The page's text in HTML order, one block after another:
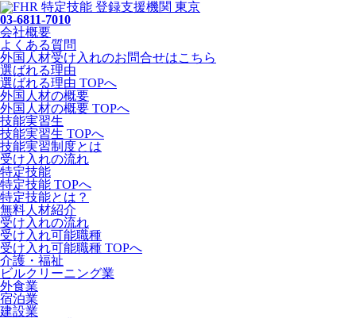
03-6811-7010
会社概要
よくある質問
外国人材受け入れのお問合せはこちら
選ばれる理由
選ばれる理由 TOPへ
外国人材の概要
外国人材の概要 TOPへ
技能実習生
技能実習生 TOPへ
技能実習制度とは
受け入れの流れ
特定技能
特定技能 TOPへ
特定技能とは？
無料人材紹介
受け入れの流れ
受け入れ可能職種
受け入れ可能職種 TOPへ
介護・福祉
ビルクリーニング業
外食業
宿泊業
建設業